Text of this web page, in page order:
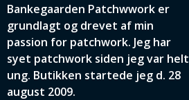
Bankegaarden Patchwwork er
grundlagt og drevet af min
passion for patchwork. Jeg har
syet patchwork siden jeg var helt
ung. Butikken startede jeg d. 28
august 2009.